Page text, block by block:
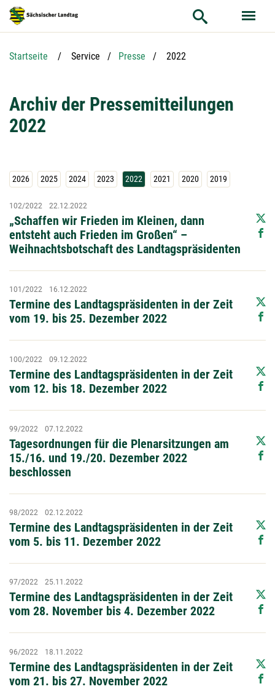
Hauptnavigation
Hauptinhalt
Service
Startseite Service Presse Aktuelle Seite:
2022
Archiv der Pressemitteilungen
2022
2026 2025 2024 2023 2022 2021 2020 2019
„Schaffen wir Frieden im Kleinen, dann
entsteht auch Frieden im Großen“ –
Weihnachtsbotschaft des Landtagspräsidenten
102/2022 22.12.2022
Termine des Landtagspräsidenten in der Zeit
vom 19. bis 25. Dezember 2022
101/2022 16.12.2022
Termine des Landtagspräsidenten in der Zeit
vom 12. bis 18. Dezember 2022
100/2022 09.12.2022
Tagesordnungen für die Plenarsitzungen am
15./16. und 19./20. Dezember 2022
beschlossen
99/2022 07.12.2022
Termine des Landtagspräsidenten in der Zeit
vom 5. bis 11. Dezember 2022
98/2022 02.12.2022
Termine des Landtagspräsidenten in der Zeit
vom 28. November bis 4. Dezember 2022
97/2022 25.11.2022
Termine des Landtagspräsidenten in der Zeit
vom 21. bis 27. November 2022
96/2022 18.11.2022